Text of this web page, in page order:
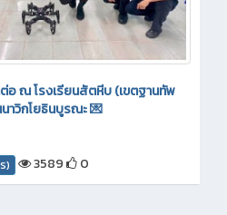
อ ณ โรงเรียนสัตหีบ (เขตฐานทัพ
นาวิกโยธินบูรณะ 💌
) 3589 0